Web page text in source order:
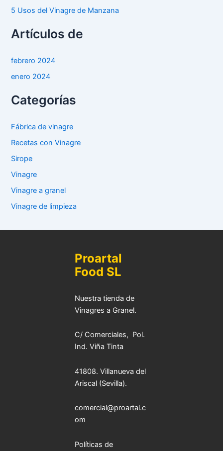
5 Usos del Vinagre de Manzana
Artículos de
febrero 2024
enero 2024
Categorías
Fábrica de vinagre
Recetas con Vinagre
Sirope
Vinagre
Vinagre a granel
Vinagre de limpieza
Proartal
Food SL
Nuestra tienda de
Vinagres a Granel.
C/ Comerciales, Pol.
Ind. Viña Tinta
41808. Villanueva del
Ariscal (Sevilla).
comercial@proartal.c
om
Políticas de